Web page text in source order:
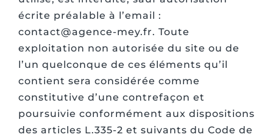
écrite préalable à l’email :
contact@agence-mey.fr. Toute
exploitation non autorisée du site ou de
l’un quelconque de ces éléments qu’il
contient sera considérée comme
constitutive d’une contrefaçon et
poursuivie conformément aux dispositions
des articles L.335-2 et suivants du Code de